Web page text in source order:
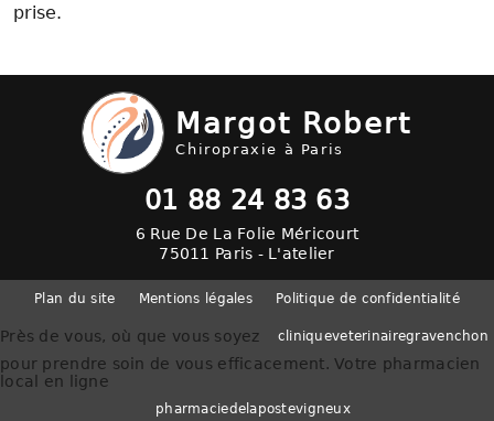
prise.
Margot Robert
Chiropraxie à Paris
01 88 24 83 63
6 Rue De La Folie Méricourt
75011 Paris - L'atelier
Plan du site Mentions légales Politique de confidentialité
Près de vous, où que vous soyez cliniqueveterinairegravenchon
pour prendre soin de vous efficacement. Votre pharmacien
local en ligne
pharmaciedelapostevigneux